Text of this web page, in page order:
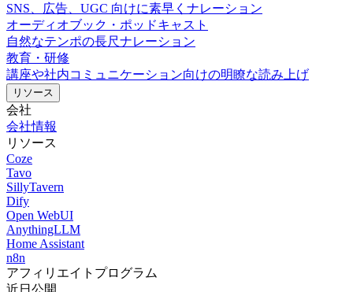
SNS、広告、UGC 向けに素早くナレーション
オーディオブック・ポッドキャスト
自然なテンポの長尺ナレーション
教育・研修
講座や社内コミュニケーション向けの明瞭な読み上げ
リソース
会社
会社情報
リソース
Coze
Tavo
SillyTavern
Dify
Open WebUI
AnythingLLM
Home Assistant
n8n
アフィリエイトプログラム
近日公開